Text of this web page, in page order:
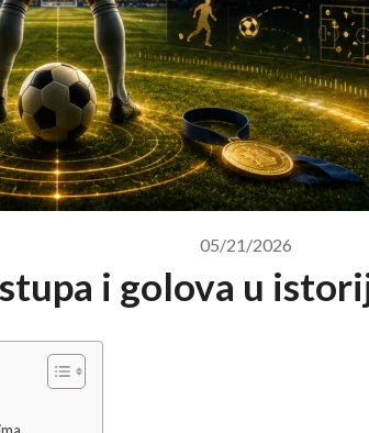
05/21/2026
i golova u